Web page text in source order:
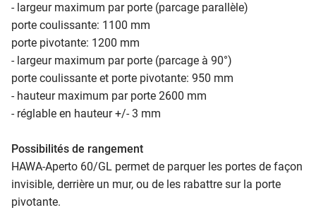
- largeur maximum par porte (parcage parallèle)
porte coulissante: 1100 mm
porte pivotante: 1200 mm
- largeur maximum par porte (parcage à 90°)
porte coulissante et porte pivotante: 950 mm
- hauteur maximum par porte 2600 mm
- réglable en hauteur +/- 3 mm
Possibilités de rangement
HAWA-Aperto 60/GL permet de parquer les portes de façon
invisible, derrière un mur, ou de les rabattre sur la porte
pivotante.